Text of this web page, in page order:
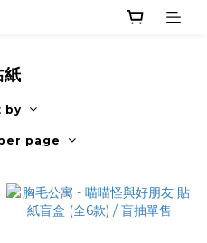
紙
by
page